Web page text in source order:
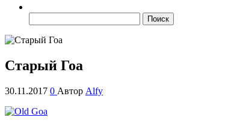
Старый Гоа
30.11.2017 0 Автор Alfy